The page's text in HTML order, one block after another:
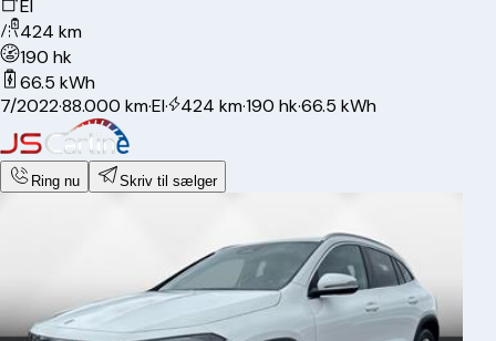
El
424 km
190 hk
66.5 kWh
7/2022·88.000 km·El· 424 km·190 hk·66.5 kWh
Ring nu Skriv til sælger